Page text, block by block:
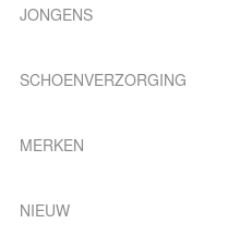
JONGENS
SCHOENVERZORGING
MERKEN
NIEUW